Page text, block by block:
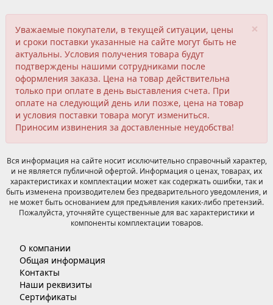
×
Уважаемые покупатели, в текущей ситуации, цены
и сроки поставки указанные на сайте могут быть не
актуальны. Условия получения товара будут
подтверждены нашими сотрудниками после
оформления заказа. Цена на товар действительна
только при оплате в день выставления счета. При
оплате на следующий день или позже, цена на товар
и условия поставки товара могут измениться.
Приносим извинения за доставленные неудобства!
Вся информация на сайте носит исключительно справочный характер,
и не является публичной офертой. Информация о ценах, товарах, их
характеристиках и комплектации может как содержать ошибки, так и
быть изменена производителем без предварительного уведомления, и
не может быть основанием для предъявления каких-либо претензий.
Пожалуйста, уточняйте существенные для вас характеристики и
компоненты комплектации товаров.
О компании
Общая информация
Контакты
Наши реквизиты
Сертификаты